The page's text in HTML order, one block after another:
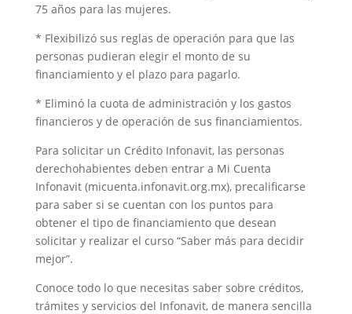
75 años para las mujeres.
* Flexibilizó sus reglas de operación para que las
personas pudieran elegir el monto de su
financiamiento y el plazo para pagarlo.
* Eliminó la cuota de administración y los gastos
financieros y de operación de sus financiamientos.
Para solicitar un Crédito Infonavit, las personas
derechohabientes deben entrar a Mi Cuenta
Infonavit (micuenta.infonavit.org.mx), precalificarse
para saber si se cuentan con los puntos para
obtener el tipo de financiamiento que desean
solicitar y realizar el curso “Saber más para decidir
mejor”.
Conoce todo lo que necesitas saber sobre créditos,
trámites y servicios del Infonavit, de manera sencilla